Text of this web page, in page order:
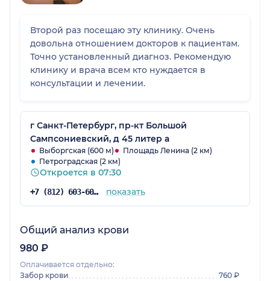
Второй раз посещаю эту клинику. Очень
довольна отношением докторов к пациентам.
Точно установленный диагноз. Рекомендую
клинику и врача всем кто нуждается в
консультации и лечении.
г Санкт-Петербург, пр-кт Большой
Сампсониевский, д 45 литер а
Выборгская (600 м)
Площадь Ленина (2 км)
Петроградская (2 км)
Откроется в 07:30
+7 (812) 603-60-42 показать
Общий анализ крови
980 ₽
Оплачивается отдельно:
Забор крови
760 ₽